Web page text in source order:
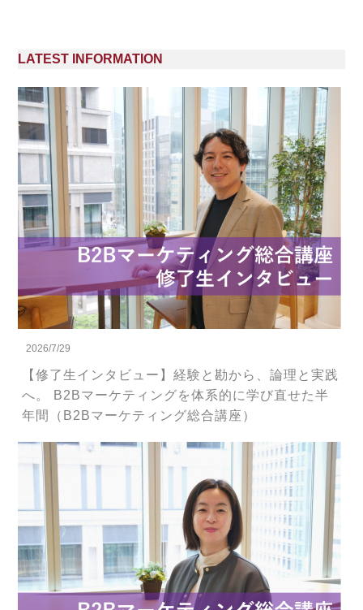
LATEST INFORMATION
2026/7/29
【修了生インタビュー】経験と勘から、論理と実践
へ。 B2Bマーケティングを体系的に学び直せた半
年間（B2Bマーケティング総合講座）